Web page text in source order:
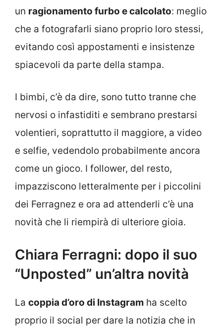
un ragionamento furbo e calcolato: meglio
che a fotografarli siano proprio loro stessi,
evitando così appostamenti e insistenze
spiacevoli da parte della stampa.
I bimbi, c’è da dire, sono tutto tranne che
nervosi o infastiditi e sembrano prestarsi
volentieri, soprattutto il maggiore, a video
e selfie, vedendolo probabilmente ancora
come un gioco. I follower, del resto,
impazziscono letteralmente per i piccolini
dei Ferragnez e ora ad attenderli c’è una
novità che li riempirà di ulteriore gioia.
Chiara Ferragni: dopo il suo
“Unposted” un’altra novità
La coppia d’oro di Instagram ha scelto
proprio il social per dare la notizia che in